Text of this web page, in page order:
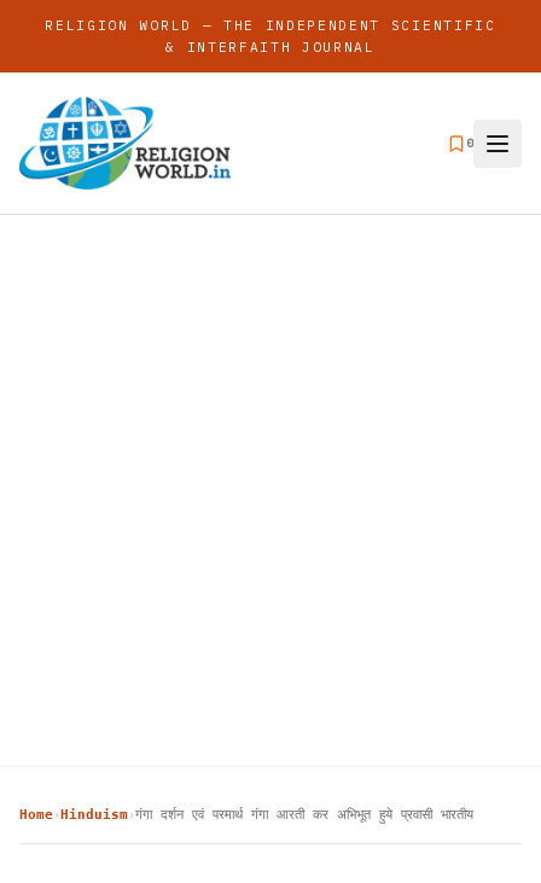
RELIGION WORLD — THE INDEPENDENT SCIENTIFIC
& INTERFAITH JOURNAL
0
Home› Hinduism›गंगा दर्शन एवं परमार्थ गंगा आरती कर अभिभूत हुये प्रवासी भारतीय